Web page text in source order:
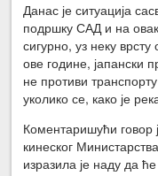
Данас је ситуација
подршку САД и на
сигурно, уз неку
ове године, јапански
не противи
уколико се, како је
Коментаришући говор
кинеског
изразила је наду да